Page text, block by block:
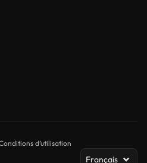
d’utilisation
Français